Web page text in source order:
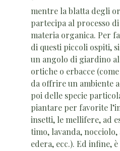
mentre la blatta degli
partecipa al processo
materia organica. Per
di questi piccoli ospiti,
un angolo di giardino
ortiche o erbacce
da offrire un ambiente
poi delle specie
piantare per favorite
insetti, le mellifere, ad
timo, lavanda, nocciolo,
edera, ecc.). Ed infine,